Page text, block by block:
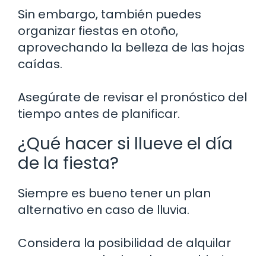
Sin embargo, también puedes
organizar fiestas en otoño,
aprovechando la belleza de las hojas
caídas.
Asegúrate de revisar el pronóstico del
tiempo antes de planificar.
¿Qué hacer si llueve el día
de la fiesta?
Siempre es bueno tener un plan
alternativo en caso de lluvia.
Considera la posibilidad de alquilar